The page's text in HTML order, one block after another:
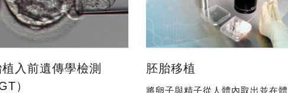
植入前遺傳學檢測
）
胚胎移植
將卵子與精子從人體內取出並在體